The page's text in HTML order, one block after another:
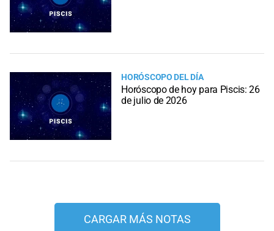
HORÓSCOPO DEL DÍA
Horóscopo de hoy para Piscis: 26
de julio de 2026
CARGAR MÁS NOTAS